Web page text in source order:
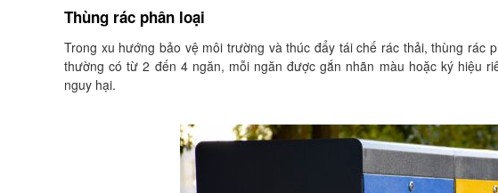
Thùng rác phân loại
Trong xu hướng bảo vệ môi trường và thúc đẩy tái chế rác thải, thùng rác
thường có từ 2 đến 4 ngăn, mỗi ngăn được gắn nhãn màu hoặc ký hiệu
nguy hại.